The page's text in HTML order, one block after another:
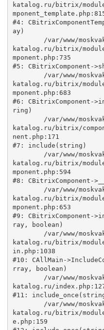
katalog.ru/bitrix/
#4:
ay)
katalog.ru/bitrix/
mponent.php:735
#5: CBitrixComponent-
katalog.ru/bitrix/
mponent.php:683
#6: CBitrixComponent-
ring)
katalog.ru/bitrix/
nent.php:171
#7: include(string)
katalog.ru/bitrix/
mponent.php:594
#8: CBitrixComponent-
katalog.ru/bitrix/
mponent.php:653
#9: CBitrixComponent-
ray, boolean)
katalog.ru/bitrix/
in.php:1038
#10: CAllMain-
rray, boolean)
katalog.ru/
#11:
katalog.ru/bitrix/
e.php:159